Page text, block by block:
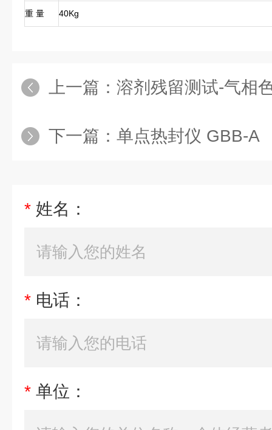
重 量 40Kg
上一篇： 溶剂残留测试-气相
下一篇： 单点热封仪 GBB-A
* 姓名：
* 电话：
* 单位：